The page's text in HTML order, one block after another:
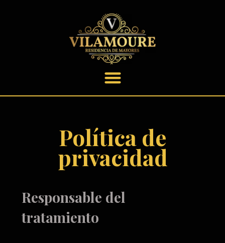
Política de
privacidad
Responsable del
tratamiento